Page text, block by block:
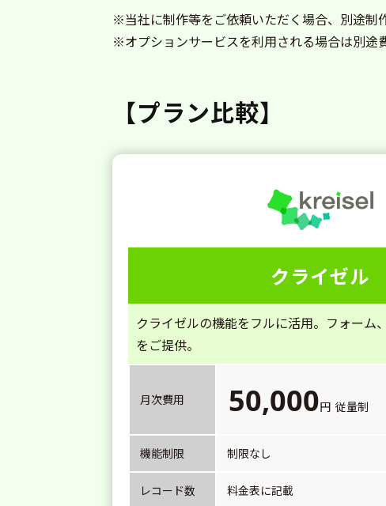
※当社に制作等をご依頼いただく場合、別途制
※オプションサービスを利用される場合は別途
【プラン比較】
クライゼル
クライゼルの機能をフルに活用。フォーム
をご提供。
月次費用 50,000円 従量制
機能制限 制限なし
レコード数 料金表に記載